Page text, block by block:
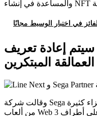
سيتم إعادة تعريف Web3 Gaming بالكامل
المبتكرين
وقالت شركة Sega يوم الاثنين إنها ستتوقف عن تطوير أجزاء كثيرة
من ألعاب Web 3 الخاصة بها. ومع ذلك ، فإنه سيعتمد على أطراف